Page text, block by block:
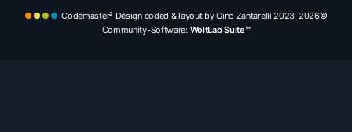
Codemaster² Design coded & layout by Gino Zantarelli 2023-2026©
Community-Software: WoltLab Suite™